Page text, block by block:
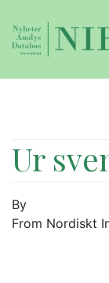
Ur
By
From Nordiskt